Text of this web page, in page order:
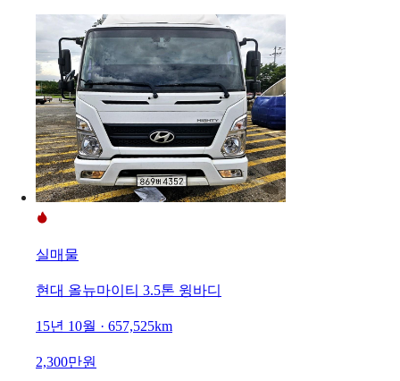
실매물
현대 올뉴마이티 3.5톤 윙바디
15년 10월 · 657,525km
2,300만원